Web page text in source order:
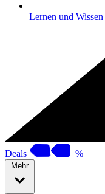
Lernen und Wissen
Deals %
Mehr